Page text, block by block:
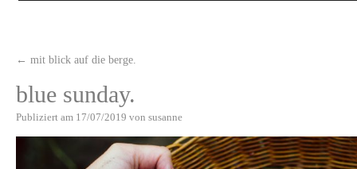
← mit blick auf die berge.
blue sunday.
Publiziert am 17/07/2019 von susanne